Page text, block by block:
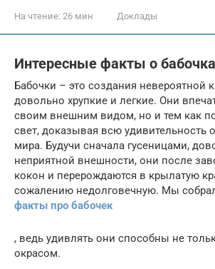
На чтение: 26 мин Доклады
Интересные факты о
Бабочки – это создания невероятной
довольно хрупкие и легкие. Они
своим внешним видом, но и тем как
свет, доказывая всю удивительность
мира. Будучи сначала гусеницами,
неприятной внешности, они после
кокон и перерождаются в крылатую
сожалению недолговечную. Мы
факты про бабочек
, ведь удивлять они способны не
окрасом.